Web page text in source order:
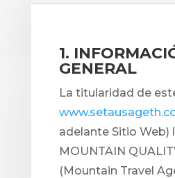
1.
GENERAL
La titularidad de
adelante Sitio Web)
MOUNTAIN
(Mountain Travel